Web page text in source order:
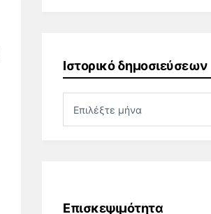
Ιστορικό δημοσιεύσεων
Επισκεψιμότητα